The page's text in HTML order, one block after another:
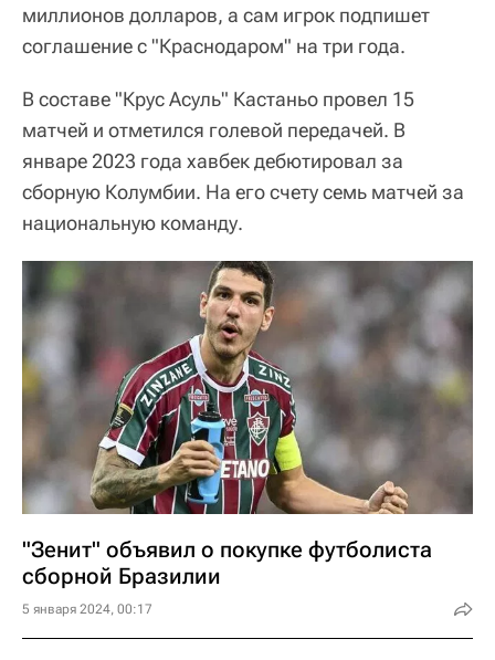
миллионов долларов, а сам игрок подпишет
соглашение с "Краснодаром" на три года.
В составе "Крус Асуль" Кастаньо провел 15
матчей и отметился голевой передачей. В
январе 2023 года хавбек дебютировал за
сборную Колумбии. На его счету семь матчей за
национальную команду.
"Зенит" объявил о покупке футболиста
сборной Бразилии
5 января 2024, 00:17